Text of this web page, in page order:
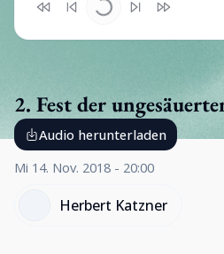
2. Fest der
Audio herunterladen
Mi 14. Nov. 2018 - 20:00
Herbert Katzner